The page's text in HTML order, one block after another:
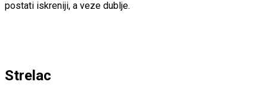
postati iskreniji, a veze dublje.
Strelac